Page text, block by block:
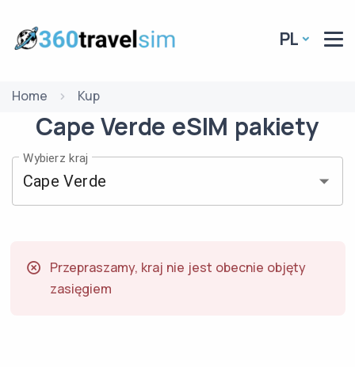
PL
Home Kup
Cape Verde eSIM pakiety
Wybierz kraj
Przepraszamy, kraj nie jest obecnie objęty
zasięgiem